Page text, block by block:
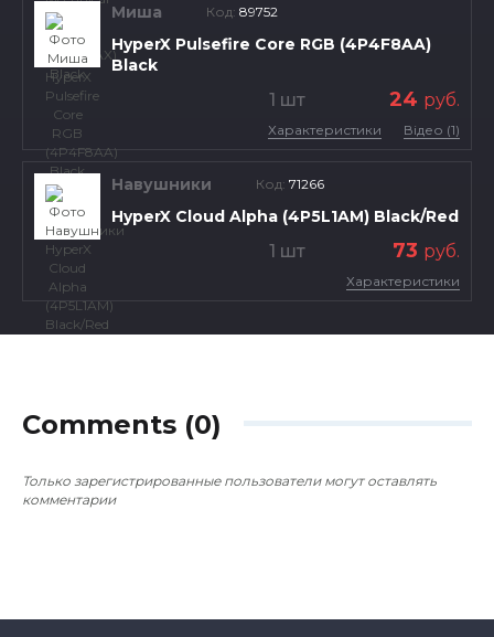
Миша Код: 89752
HyperX Pulsefire Core RGB (4P4F8AA)
Black
1 шт 24 руб.
Характеристики Відео (1)
Навушники Код: 71266
HyperX Cloud Alpha (4P5L1AM) Black/Red
1 шт 73 руб.
Характеристики
Comments (0)
Только зарегистрированные пользователи могут оставлять
комментарии